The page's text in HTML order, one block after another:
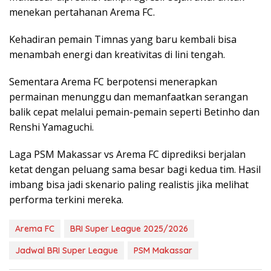
menekan pertahanan Arema FC.
Kehadiran pemain Timnas yang baru kembali bisa
menambah energi dan kreativitas di lini tengah.
Sementara Arema FC berpotensi menerapkan
permainan menunggu dan memanfaatkan serangan
balik cepat melalui pemain-pemain seperti Betinho dan
Renshi Yamaguchi.
Laga PSM Makassar vs Arema FC diprediksi berjalan
ketat dengan peluang sama besar bagi kedua tim. Hasil
imbang bisa jadi skenario paling realistis jika melihat
performa terkini mereka.
Arema FC
BRI Super League 2025/2026
Jadwal BRI Super League
PSM Makassar